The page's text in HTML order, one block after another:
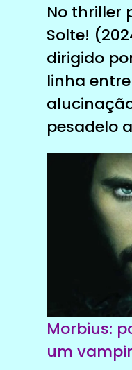
No thriller
Solte!
dirigido
linha
pesadelo
Morbius:
um